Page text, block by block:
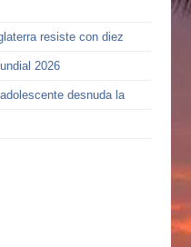
resiste con diez
2026
desnuda la